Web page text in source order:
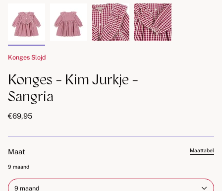
Konges Slojd
Konges - Kim Jurkje -
Sangria
€69,95
Maat Maattabel
9 maand
9 maand